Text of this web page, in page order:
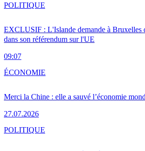
EXCLUSIF : L'Islande demande à Bruxelles
dans son référendum sur l'UE
09:07
POLITIQUE
Merci la Chine : elle a sauvé l’économie
27.07.2026
ÉCONOMIE
POLITIQUE